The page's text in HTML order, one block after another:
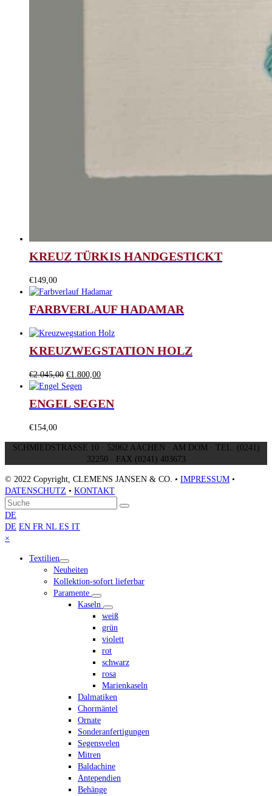
KREUZ TÜRKIS HANDGESTICKT
€149,00
FARBVERLAUF HADAMAR
KREUZWEGSTATION HOLZ
€2.045,00 Ursprünglicher
Preis
€2.045,00
€1.800,00Aktueller
€1.800,00.
ENGEL SEGEN
€154,00
SCHMIEDSTRASSE 10 · 52062 AACHEN · AM DOM · TEL. (0241)
32250 · FAX (0241) 403673
© 2022 Copyright, CLEMENS JANSEN & CO. • IMPRESSUM •
DATENSCHUTZ • KONTAKT
An
den
Anfang
scrollen
Suche
Senden
DE
DE EN FR NL ES IT
×
menu
Textilien
Neuheiten
Kollektion-sofort lieferbar
Paramente
Kaseln
weiß
grün
violett
rot
schwarz
rosa
Marienkaseln
Dalmatiken
Chormäntel
Ornate
Sonderanfertigungen
Segensvelen
Mitren
Baldachine
Antependien
Behänge